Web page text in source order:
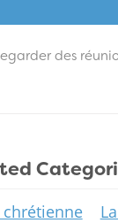
des
chrétienne